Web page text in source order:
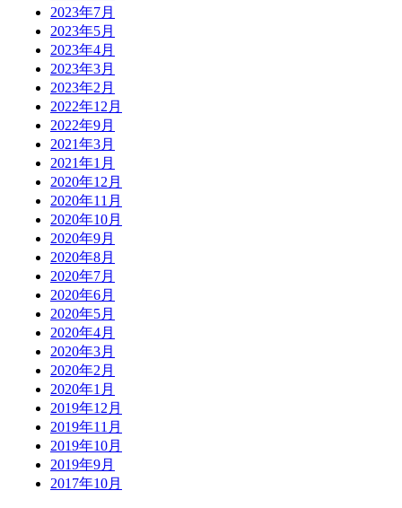
2023年7月
2023年5月
2023年4月
2023年3月
2023年2月
2022年12月
2022年9月
2021年3月
2021年1月
2020年12月
2020年11月
2020年10月
2020年9月
2020年8月
2020年7月
2020年6月
2020年5月
2020年4月
2020年3月
2020年2月
2020年1月
2019年12月
2019年11月
2019年10月
2019年9月
2017年10月